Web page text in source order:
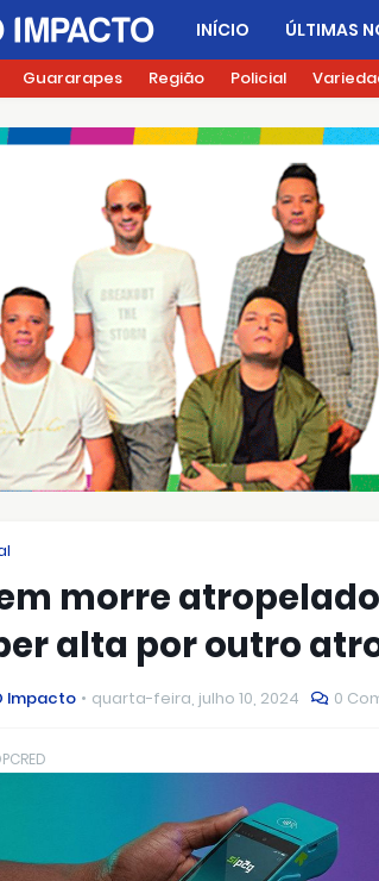
INÍCIO ÚLTIMAS
Guararapes Região Policial
morre
alta por outro
Impacto quarta-feira, julho 10, 2024 0